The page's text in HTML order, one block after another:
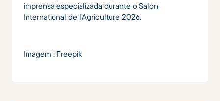
imprensa especializada durante o Salon
International de l’Agriculture 2026.
Imagem : Freepik